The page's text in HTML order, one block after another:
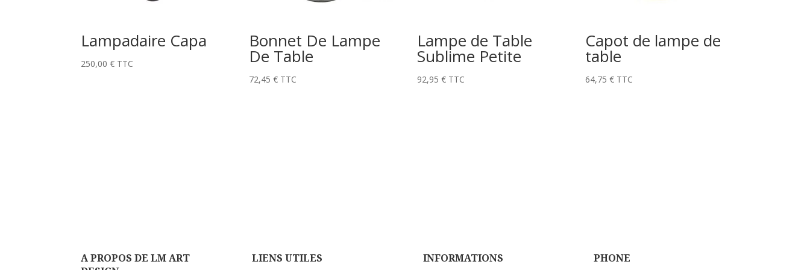
Lampadaire Capa
250,00€ TTC
Bonnet De Lampe
De Table
72,45€ TTC
Lampe de Table
Sublime Petite
92,95€ TTC
Capot de lampe de
table
64,75€ TTC
A PROPOS DE LM ART
LIENS UTILES INFORMATIONS PHONE